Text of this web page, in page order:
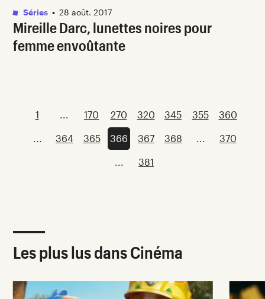
Mireille Darc, lunettes noires pour
femme envoûtante
Séries • 28 août. 2017
1 ... 170 270 320 345 355 360
... 364 365 366 367 368 ... 370
... 381
Les plus lus dans Cinéma